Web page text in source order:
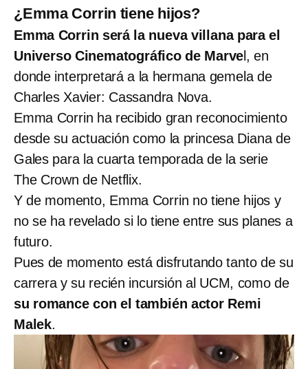
¿Emma Corrin tiene hijos?
Emma Corrin será la nueva villana para el
Universo Cinematográfico de Marve l, en
donde interpretará a la hermana gemela de
Charles Xavier: Cassandra Nova.
Emma Corrin ha recibido gran reconocimiento
desde su actuación como la princesa Diana de
Gales para la cuarta temporada de la serie
The Crown de Netflix.
Y de momento, Emma Corrin no tiene hijos y
no se ha revelado si lo tiene entre sus planes a
futuro.
Pues de momento está disfrutando tanto de su
carrera y su recién incursión al UCM, como de
su romance con el también actor Remi
Malek.